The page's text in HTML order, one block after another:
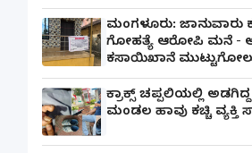
ಮಂಗಳೂರು: ಜಾನುವಾರು
ಗೋಹತ್ಯೆ ಆರೋಪಿ ಮನೆ -
ಕಸಾಯಿಖಾನೆ
ಕ್ರಾಕ್ಸ್ ಚಪ್ಪಲಿಯಲ್ಲಿ
ಮಂಡಲ ಹಾವು ಕಚ್ಚಿ ವ್ಯಕ್ತಿ